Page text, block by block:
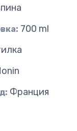
700 ml
Франция